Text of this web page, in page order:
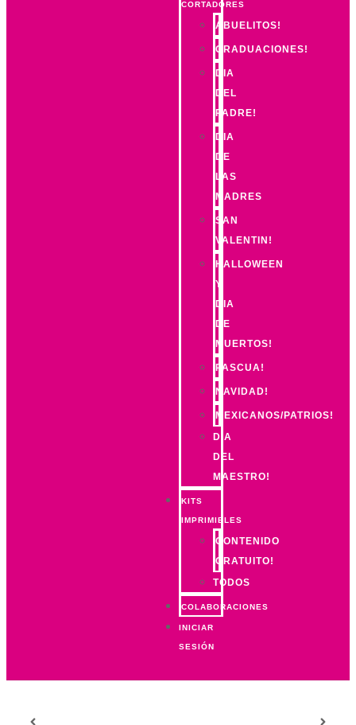
CORTADORES
ABUELITOS!
GRADUACIONES!
DIA
DEL
PADRE!
DIA
DE
LAS
MADRES
SAN
VALENTIN!
HALLOWEEN
Y
DIA
DE
MUERTOS!
PASCUA!
NAVIDAD!
MEXICANOS/PATRIOS!
DIA
DEL
MAESTRO!
KITS
IMPRIMIBLES
CONTENIDO
GRATUITO!
TODOS
COLABORACIONES
INICIAR
SESIÓN